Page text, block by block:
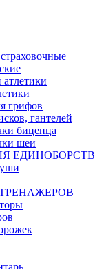
грифов
гантелей
бицепца
шеи
ЕДИНОБОРСТВ